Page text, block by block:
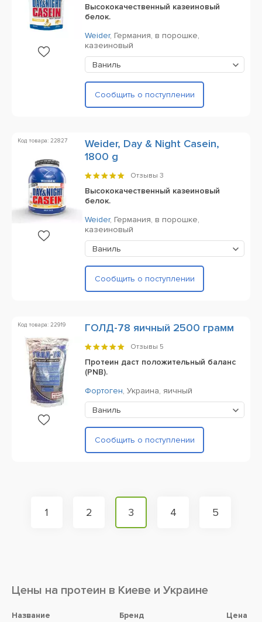
Высококачественный казеиновый
белок.
Weider, Германия, в порошке,
казеиновый
Ваниль
Сообщить о поступлении
Код товара: 22827
Weider, Day & Night Casein,
1800 g
Отзывы 3
Высококачественный казеиновый
белок.
Weider, Германия, в порошке,
казеиновый
Ваниль
Сообщить о поступлении
Код товара: 22919 ГОЛД-78 яичный 2500 грамм
Отзывы 5
Протеин даст положительный баланс
(PNB).
Фортоген, Украина, яичный
Ваниль
Сообщить о поступлении
1 2 3 4 5
Цены на протеин в Киеве и Украине
Название Бренд
Цена